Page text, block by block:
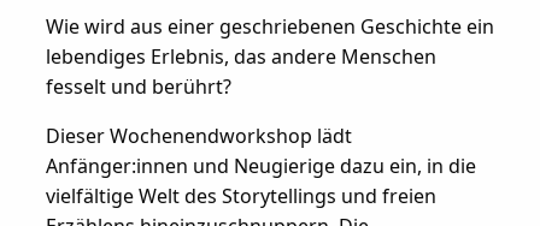
Wie wird aus einer geschriebenen Geschichte ein
lebendiges Erlebnis, das andere Menschen
fesselt und berührt?
Dieser Wochenendworkshop lädt
Anfänger:innen und Neugierige dazu ein, in die
vielfältige Welt des Storytellings und freien